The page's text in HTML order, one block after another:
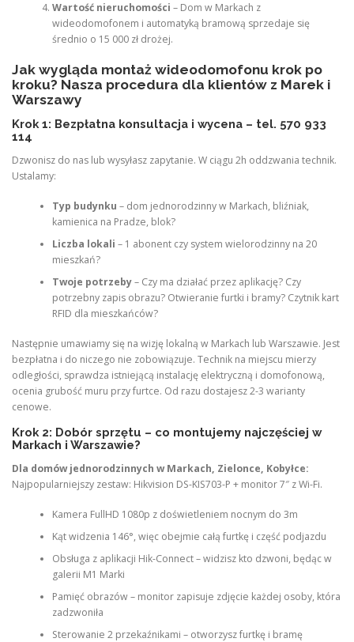
Wartość nieruchomości – Dom w Markach z
wideodomofonem i automatyką bramową sprzedaje się
średnio o 15 000 zł drożej.
Jak wygląda montaż wideodomofonu krok po
kroku? Nasza procedura dla klientów z Marek i
Warszawy
Krok 1: Bezpłatna konsultacja i wycena – tel. 570 933
114
Dzwonisz do nas lub wysyłasz zapytanie. W ciągu 2h oddzwania technik.
Ustalamy:
Typ budynku – dom jednorodzinny w Markach, bliźniak,
kamienica na Pradze, blok?
Liczba lokali – 1 abonent czy system wielorodzinny na 20
mieszkań?
Twoje potrzeby– Czy ma działać przez aplikację? Czy
potrzebny zapis obrazu? Otwieranie furtki i bramy? Czytnik kart
RFID dla mieszkańców?
Następnie umawiamy się na wizję lokalną w Markach lub Warszawie. Jest
bezpłatna i do niczego nie zobowiązuje. Technik na miejscu mierzy
odległości, sprawdza istniejącą instalację elektryczną i domofonową,
ocenia grubość muru przy furtce. Od razu dostajesz 2-3 warianty
cenowe.
Krok 2: Dobór sprzętu – co montujemy najczęściej w
Markach i Warszawie?
Dla domów jednorodzinnych w Markach, Zielonce, Kobyłce:
Najpopularniejszy zestaw: Hikvision DS-KIS703-P + monitor 7″ z Wi-Fi.
Kamera FullHD 1080p z doświetleniem nocnym do 3m
Kąt widzenia 146°, więc obejmie całą furtkę i część podjazdu
Obsługa z aplikacji Hik-Connect – widzisz kto dzwoni, będąc w
galerii M1 Marki
Pamięć obrazów – monitor zapisuje zdjęcie każdej osoby, która
zadzwoniła
Sterowanie 2 przekaźnikami – otworzysz furtkę i bramę